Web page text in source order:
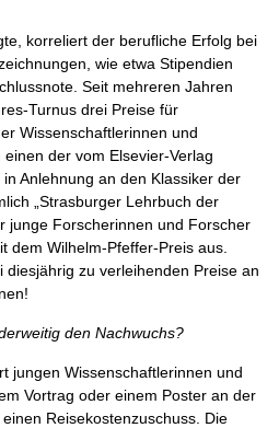
korreliert der berufliche Erfolg bei
wie etwa Stipendien
Seit mehreren Jahren
Turnus drei Preise für
Wissenschaftlerinnen und
der vom Elsevier-Verlag
Anlehnung an den Klassiker der
„Strasburger Lehrbuch der
junge Forscherinnen und Forscher
dem Wilhelm-Pfeffer-Preis aus.
zu verleihenden Preise an
den Nachwuchs?
jungen Wissenschaftlerinnen und
Vortrag oder einem Poster an der
Reisekostenzuschuss. Die